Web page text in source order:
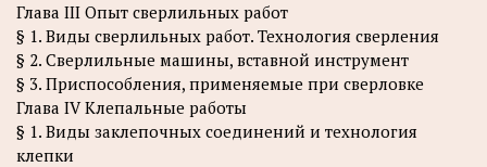
Глава III Опыт сверлильных работ
§ 1. Виды сверлильных работ. Технология сверления
§ 2. Сверлильные машины, вставной инструмент
§ 3. Приспособления, применяемые при сверловке
Глава IV Клепальные работы
§ 1. Виды заклепочных соединений и технология
клепки